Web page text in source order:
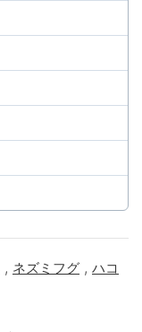
, ネズミフグ , ハコ